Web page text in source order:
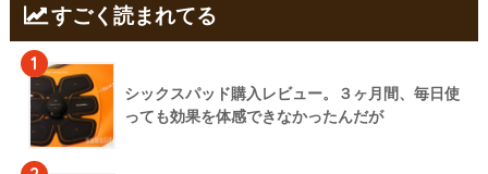
すごく読まれてる
1
シックスパッド購入レビュー。３ヶ月間、毎日使
っても効果を体感できなかったんだが